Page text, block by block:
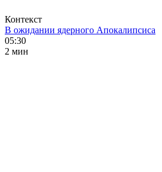
Контекст
В ожидании ядерного Апокалипсиса
05:30
2 мин